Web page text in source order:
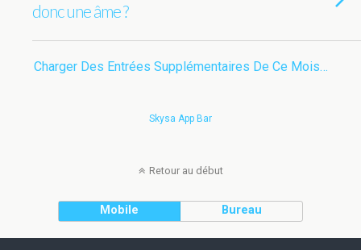
donc une âme ?
Charger Des Entrées Supplémentaires De Ce Mois…
Skysa App Bar
Retour au début
Mobile Bureau